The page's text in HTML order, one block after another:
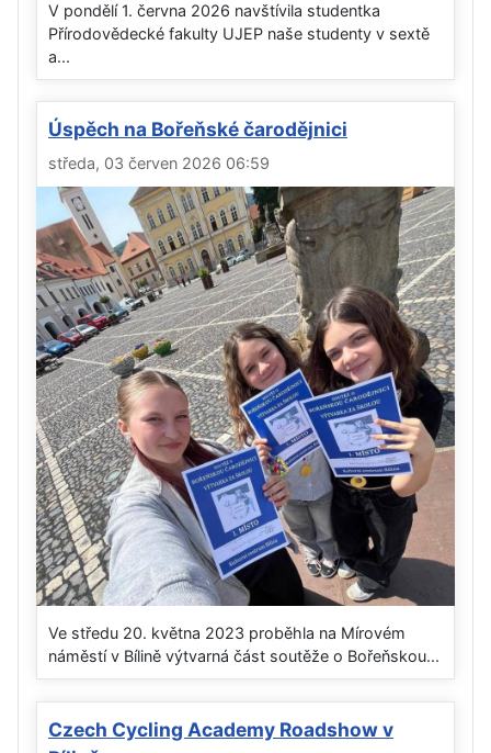
V pondělí 1. června 2026 navštívila studentka
Přírodovědecké fakulty UJEP naše studenty v sextě
a...
Úspěch na Bořeňské čarodějnici
středa, 03 červen 2026 06:59
Ve středu 20. května 2023 proběhla na Mírovém
náměstí v Bílině výtvarná část soutěže o Bořeňskou...
Czech Cycling Academy Roadshow v